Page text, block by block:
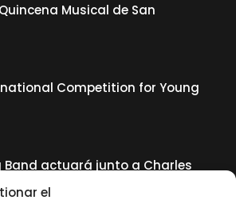
el
Musical de San
Competition for Young
Band actuará junto a Charles